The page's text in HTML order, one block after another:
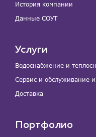
История компании
Данные СОУТ
Услуги
Водоснабжение и
Сервис и обслуживание
Доставка
Портфолио